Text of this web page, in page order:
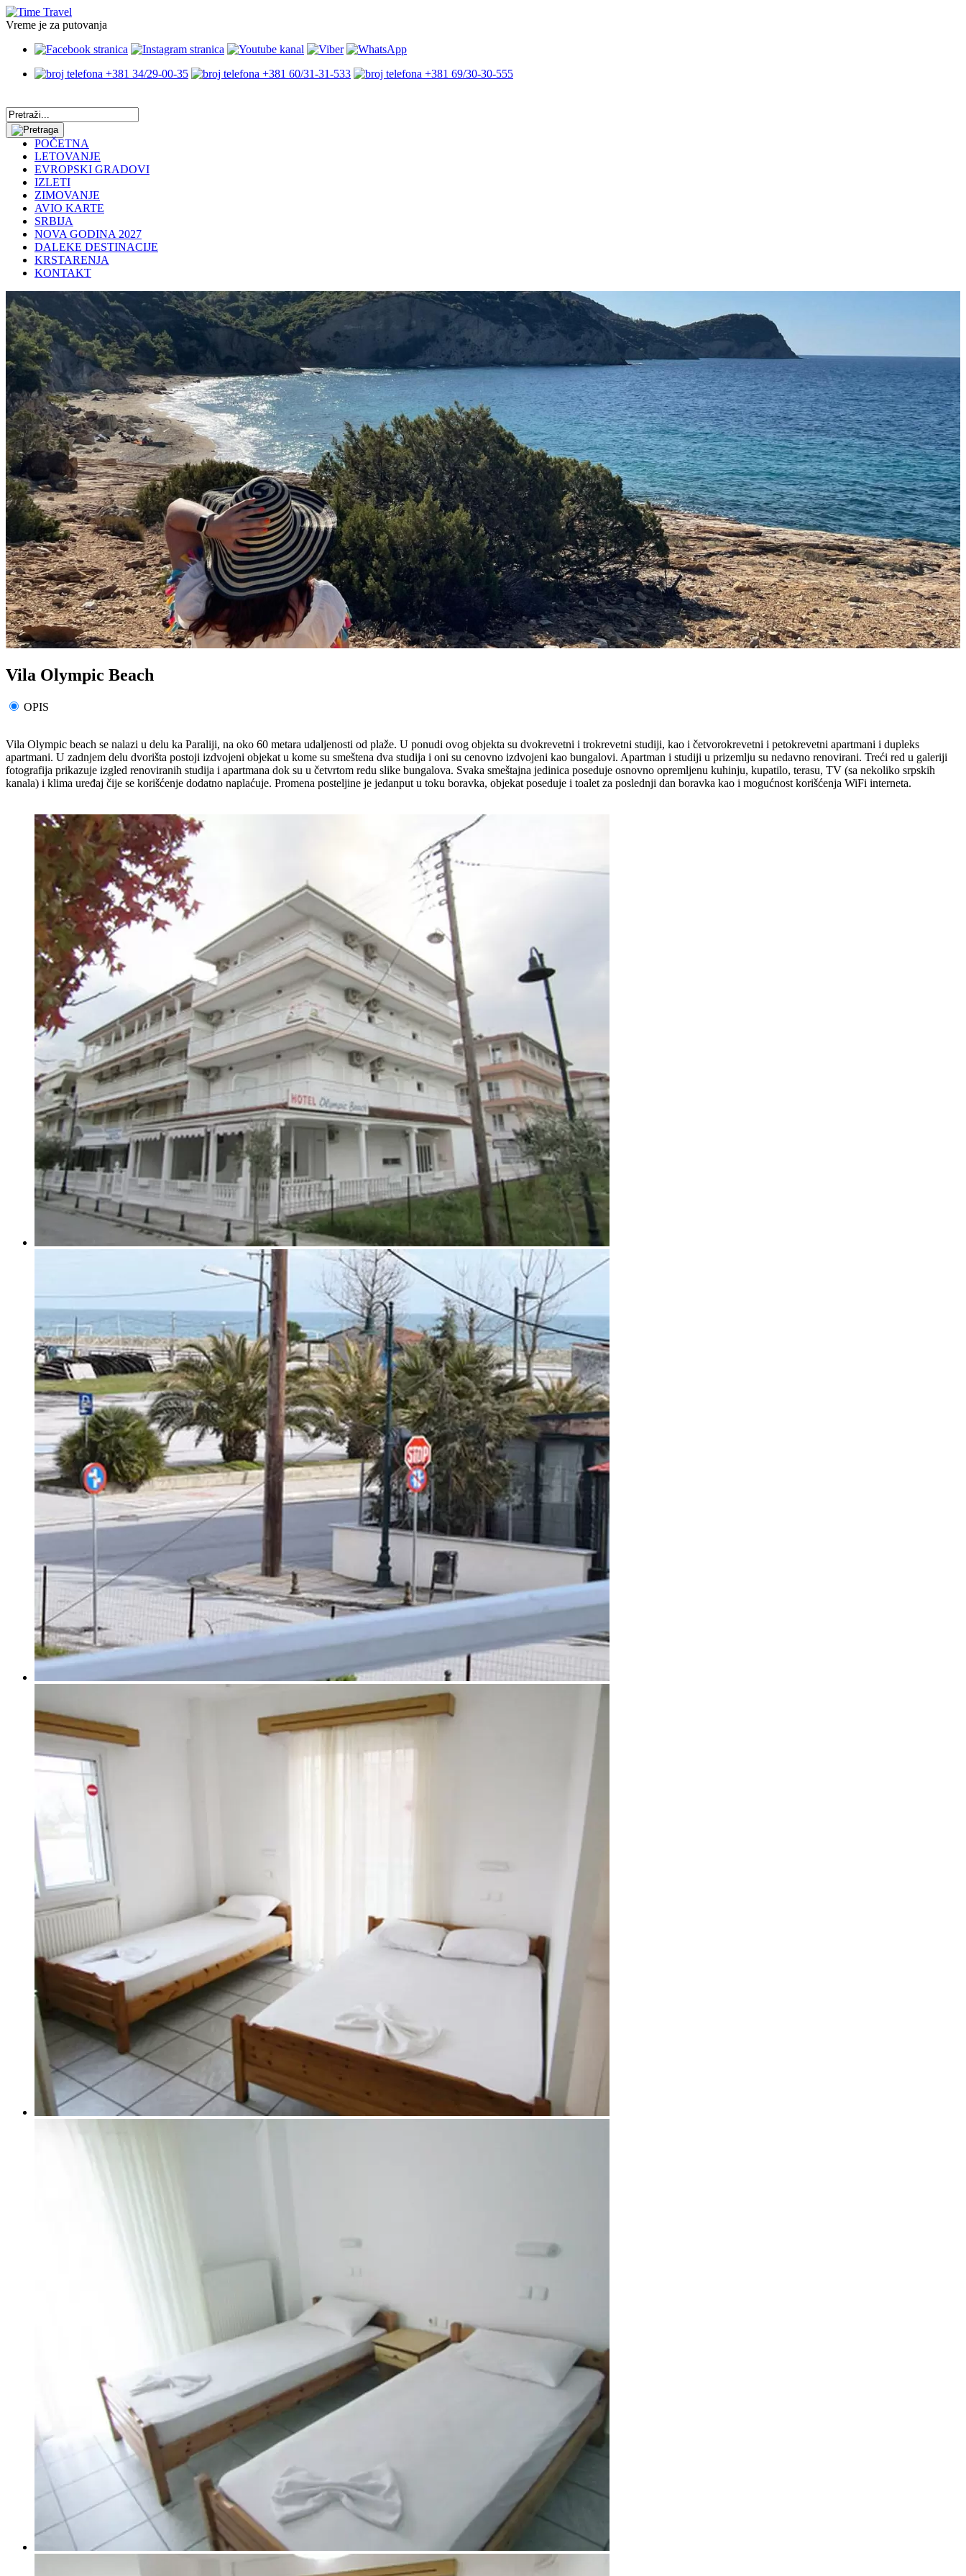
Vreme je za putovanja
+381 34/29-00-35 +381 60/31-31-533 +381 69/30-30-555
POČETNA
LETOVANJE
EVROPSKI GRADOVI
IZLETI
ZIMOVANJE
AVIO KARTE
SRBIJA
NOVA GODINA 2027
DALEKE DESTINACIJE
KRSTARENJA
KONTAKT
Vila Olympic Beach
OPIS
Vila Olympic beach se nalazi u delu ka Paraliji, na oko 60 metara udaljenosti od plaže. U ponudi ovog objekta su dvokrevetni i trokrevetni studiji, kao i četvorokrevetni i petokrevetni apartmani i dupleks
apartmani. U zadnjem delu dvorišta postoji izdvojeni objekat u kome su smeštena dva studija i oni su cenovno izdvojeni kao bungalovi. Apartman i studiji u prizemlju su nedavno renovirani. Treći red u galeriji
fotografija prikazuje izgled renoviranih studija i apartmana dok su u četvrtom redu slike bungalova. Svaka smeštajna jedinica poseduje osnovno opremljenu kuhinju, kupatilo, terasu, TV (sa nekoliko srpskih
kanala) i klima uređaj čije se korišćenje dodatno naplaćuje. Promena posteljine je jedanput u toku boravka, objekat poseduje i toalet za poslednji dan boravka kao i mogućnost korišćenja WiFi interneta.